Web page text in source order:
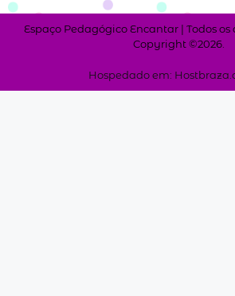
Espaço Pedagógico Encantar | Todos os
Copyright ©2026.
Hospedado em: